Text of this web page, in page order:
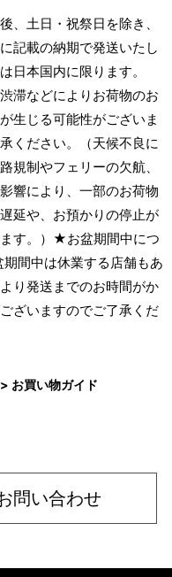
、土日・祝祭日を除き、
記載の納期で発送いたし
日本国内に限ります。
滞などによりお荷物のお
生じる可能性がございま
ください。（天候不良に
規制やフェリーの欠航、
響により、一部のお荷物
延や、お預かりの停止が
す。）★お盆期間中につ
間中は休業する店舗もあ
り発送までのお時間がか
ざいますのでご了承くだ
> お買い物ガイド
問い合わせ